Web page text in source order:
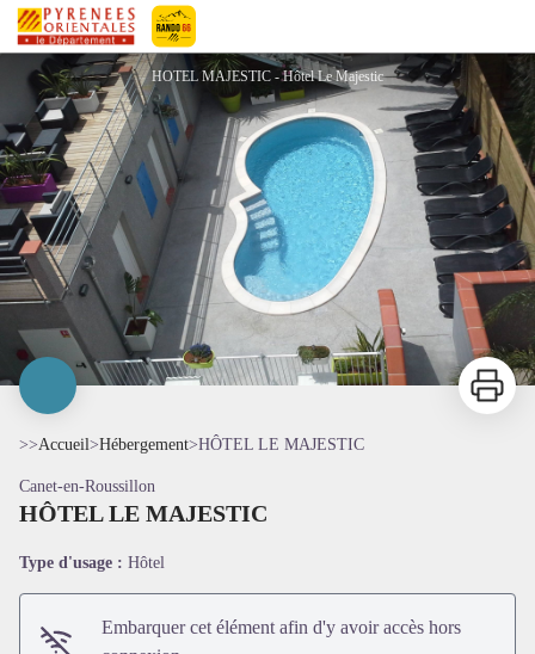
Pyrénées-Orientales Le Département
HÔTEL LE MAJESTIC
HOTEL MAJESTIC - Hôtel Le Majestic
Imprimer
>>Accueil>Hébergement>HÔTEL LE MAJESTIC
Canet-en-Roussillon
HÔTEL LE MAJESTIC
Type d'usage : Hôtel
Embarquer cet élément afin d'y avoir accès hors